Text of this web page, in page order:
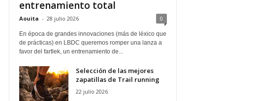
entrenamiento total
Aouita - 28 julio 2026 0
En época de grandes innovaciones (más de léxico que
de prácticas) en LBDC queremos romper una lanza a
favor del fartlek, un entrenamiento de...
Selección de las mejores
zapatillas de Trail running
22 julio 2026